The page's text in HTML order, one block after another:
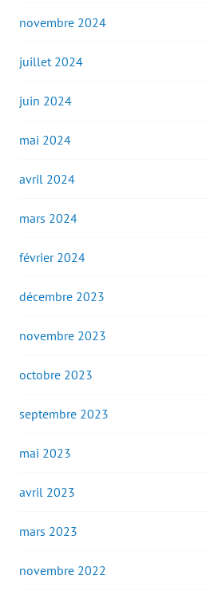
novembre 2024
juillet 2024
juin 2024
mai 2024
avril 2024
mars 2024
février 2024
décembre 2023
novembre 2023
octobre 2023
septembre 2023
mai 2023
avril 2023
mars 2023
novembre 2022